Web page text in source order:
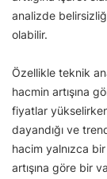
analizde
olabilir.
Özellikle teknik
hacmin artışına
fiyatlar
dayandığı ve
hacim yalnızca
artışına göre bir